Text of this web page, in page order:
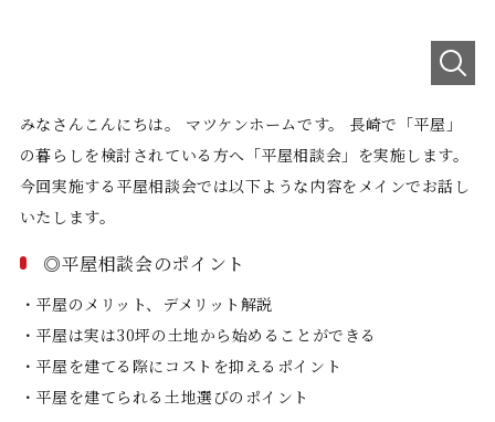
みなさんこんにちは。 マツケンホームです。 長崎で「平屋」
の暮らしを検討されている方へ「平屋相談会」を実施します。
今回実施する平屋相談会では以下ような内容をメインでお話し
いたします。
◎平屋相談会のポイント
・平屋のメリット、デメリット解説
・平屋は実は30坪の土地から始めることができる
・平屋を建てる際にコストを抑えるポイント
・平屋を建てられる土地選びのポイント